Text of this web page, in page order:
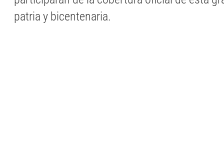
patria y bicentenaria.